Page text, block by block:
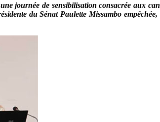
journée de sensibilisation consacrée aux
du Sénat Paulette Missambo